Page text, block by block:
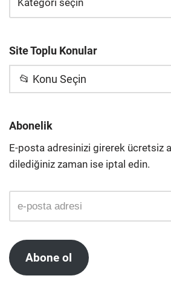
Site Toplu Konular
📂 Konu Seçin
Abonelik
E-posta adresinizi girerek ücretsiz
dilediğiniz zaman ise iptal edin.
Abone ol